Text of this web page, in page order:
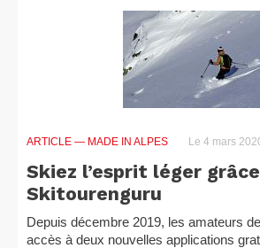
ARTICLE — MADE IN ALPES Le 4 mars
Skiez l’esprit léger
Skitourenguru
Depuis décembre 2019, les amateurs
accès à deux nouvelles applications